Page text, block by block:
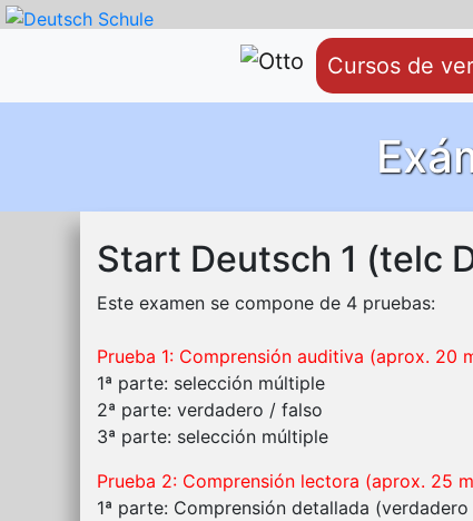
Cursos de
Start Deutsch 1 (telc
Este examen se compone de 4 pruebas:
Prueba 1: Comprensión auditiva (aprox. 20
1ª parte: selección múltiple
2ª parte: verdadero / falso
3ª parte: selección múltiple
Prueba 2: Comprensión lectora (aprox. 25
1ª parte: Comprensión detallada